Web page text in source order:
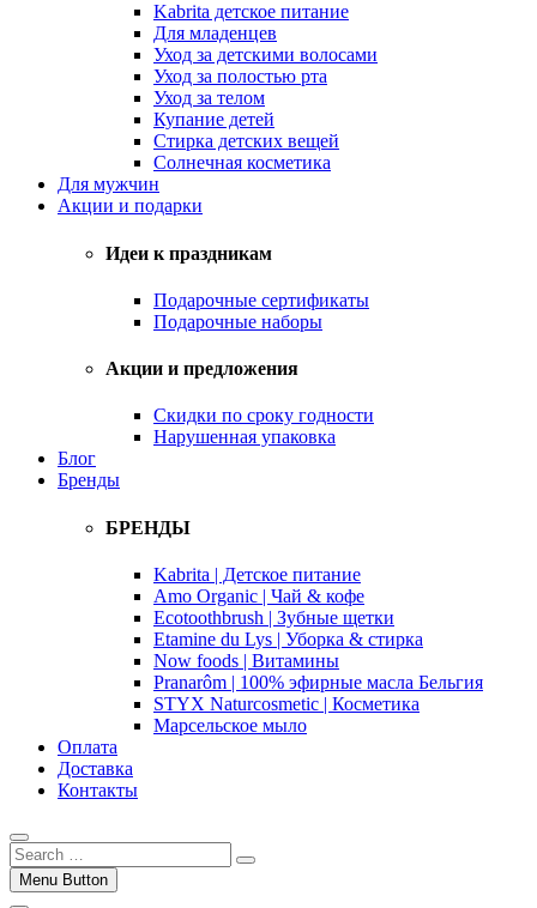
Kabrita детское питание
Для младенцев
Уход за детскими волосами
Уход за полостью рта
Уход за телом
Купание детей
Стирка детских вещей
Солнечная косметика
Для мужчин
Акции и подарки
Идеи к праздникам
Подарочные сертификаты
Подарочные наборы
Акции и предложения
Скидки по сроку годности
Нарушенная упаковка
Блог
Бренды
БРЕНДЫ
Kabrita | Детское питание
Amo Organic | Чай & кофе
Ecotoothbrush | Зубные щетки
Etamine du Lys | Уборка & стирка
Now foods | Витамины
Pranarôm | 100% эфирные масла Бельгия
STYX Naturcosmetic | Косметика
Марсельское мыло
Оплата
Доставка
Контакты
Menu Button